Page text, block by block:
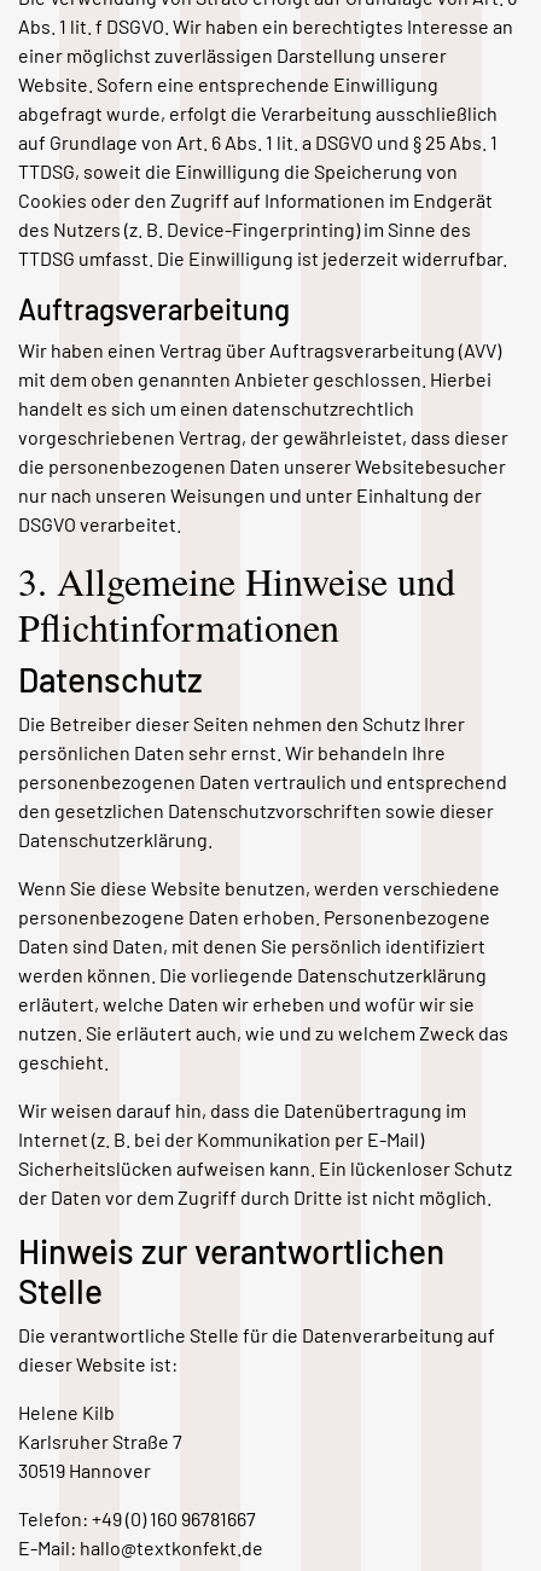
Abs. 1 lit. f DSGVO. Wir haben ein berechtigtes Interesse an
einer möglichst zuverlässigen Darstellung unserer
Website. Sofern eine entsprechende Einwilligung
abgefragt wurde, erfolgt die Verarbeitung ausschließlich
auf Grundlage von Art. 6 Abs. 1 lit. a DSGVO und § 25 Abs. 1
TTDSG, soweit die Einwilligung die Speicherung von
Cookies oder den Zugriff auf Informationen im Endgerät
des Nutzers (z. B. Device-Fingerprinting) im Sinne des
TTDSG umfasst. Die Einwilligung ist jederzeit widerrufbar.
Auftragsverarbeitung
Wir haben einen Vertrag über Auftragsverarbeitung (AVV)
mit dem oben genannten Anbieter geschlossen. Hierbei
handelt es sich um einen datenschutzrechtlich
vorgeschriebenen Vertrag, der gewährleistet, dass dieser
die personenbezogenen Daten unserer Websitebesucher
nur nach unseren Weisungen und unter Einhaltung der
DSGVO verarbeitet.
3. Allgemeine Hinweise und
Pflicht­informationen
Datenschutz
Die Betreiber dieser Seiten nehmen den Schutz Ihrer
persönlichen Daten sehr ernst. Wir behandeln Ihre
personenbezogenen Daten vertraulich und entsprechend
den gesetzlichen Datenschutzvorschriften sowie dieser
Datenschutzerklärung.
Wenn Sie diese Website benutzen, werden verschiedene
personenbezogene Daten erhoben. Personenbezogene
Daten sind Daten, mit denen Sie persönlich identifiziert
werden können. Die vorliegende Datenschutzerklärung
erläutert, welche Daten wir erheben und wofür wir sie
nutzen. Sie erläutert auch, wie und zu welchem Zweck das
geschieht.
Wir weisen darauf hin, dass die Datenübertragung im
Internet (z. B. bei der Kommunikation per E-Mail)
Sicherheitslücken aufweisen kann. Ein lückenloser Schutz
der Daten vor dem Zugriff durch Dritte ist nicht möglich.
Hinweis zur verantwortlichen
Stelle
Die verantwortliche Stelle für die Datenverarbeitung auf
dieser Website ist:
Helene Kilb
Karlsruher Straße 7
30519 Hannover
Telefon: +49 (0) 160 96781667
E-Mail: hallo@textkonfekt.de